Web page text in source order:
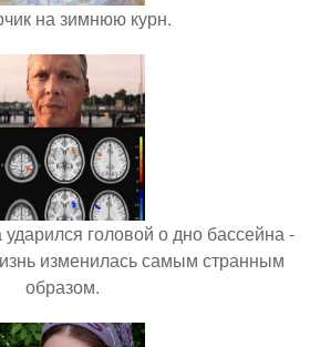
на зимнюю курн.
головой о дно бассейна -
изменилась самым странным
образом.